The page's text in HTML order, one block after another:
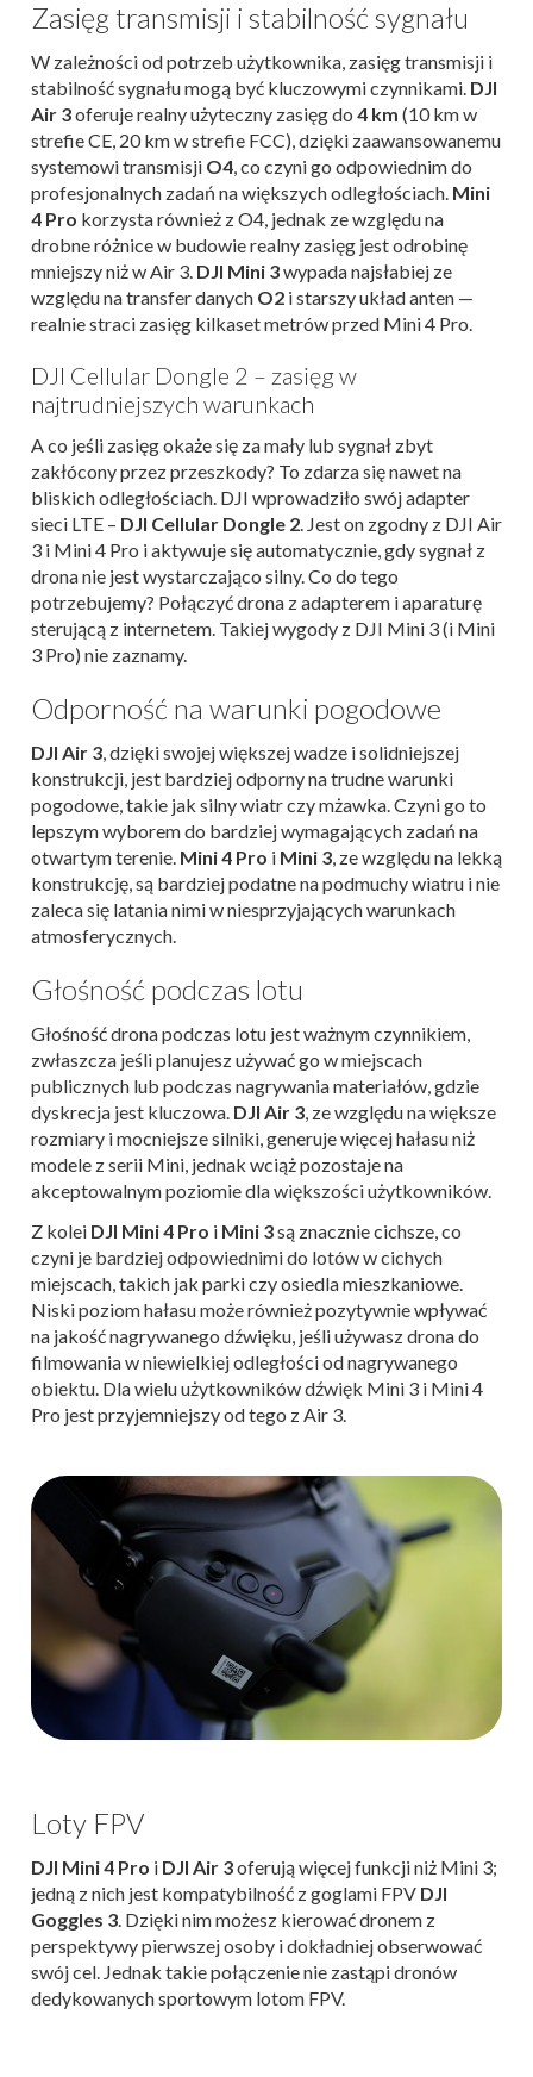
Zasięg transmisji i stabilność sygnału
W zależności od potrzeb użytkownika, zasięg transmisji i
stabilność sygnału mogą być kluczowymi czynnikami. DJI
Air 3oferuje realny użyteczny zasięg do 4 km (10 km w
strefie CE, 20 km w strefie FCC), dzięki zaawansowanemu
systemowi transmisji O4 , co czyni go odpowiednim do
profesjonalnych zadań na większych odległościach. Mini
4 Pro korzysta również z O4, jednak ze względu na
drobne różnice w budowie realny zasięg jest odrobinę
mniejszy niż w Air 3. DJI Mini 3wypada najsłabiej ze
względu na transfer danych O2 i starszy układ anten —
realnie straci zasięg kilkaset metrów przed Mini 4 Pro.
DJI Cellular Dongle 2 – zasięg w
najtrudniejszych warunkach
A co jeśli zasięg okaże się za mały lub sygnał zbyt
zakłócony przez przeszkody? To zdarza się nawet na
bliskich odległościach. DJI wprowadziło swój adapter
sieci LTE – DJI Cellular Dongle 2 . Jest on zgodny z DJI Air
3 i Mini 4 Pro i aktywuje się automatycznie, gdy sygnał z
drona nie jest wystarczająco silny. Co do tego
potrzebujemy? Połączyć drona z adapterem i aparaturę
sterującą z internetem. Takiej wygody z DJI Mini 3 (i Mini
3 Pro) nie zaznamy.
Odporność na warunki pogodowe
DJI Air 3 , dzięki swojej większej wadze i solidniejszej
konstrukcji, jest bardziej odporny na trudne warunki
pogodowe, takie jak silny wiatr czy mżawka. Czyni go to
lepszym wyborem do bardziej wymagających zadań na
otwartym terenie. Mini 4 Pro i Mini 3 , ze względu na lekką
konstrukcję, są bardziej podatne na podmuchy wiatru i nie
zaleca się latania nimi w niesprzyjających warunkach
atmosferycznych.
Głośność podczas lotu
Głośność drona podczas lotu jest ważnym czynnikiem,
zwłaszcza jeśli planujesz używać go w miejscach
publicznych lub podczas nagrywania materiałów, gdzie
dyskrecja jest kluczowa. DJI Air 3 , ze względu na większe
rozmiary i mocniejsze silniki, generuje więcej hałasu niż
modele z serii Mini, jednak wciąż pozostaje na
akceptowalnym poziomie dla większości użytkowników.
Z kolei DJI Mini 4 Pro i Mini 3są znacznie cichsze, co
czyni je bardziej odpowiednimi do lotów w cichych
miejscach, takich jak parki czy osiedla mieszkaniowe.
Niski poziom hałasu może również pozytywnie wpływać
na jakość nagrywanego dźwięku, jeśli używasz drona do
filmowania w niewielkiej odległości od nagrywanego
obiektu. Dla wielu użytkowników dźwięk Mini 3 i Mini 4
Pro jest przyjemniejszy od tego z Air 3.
Loty FPV
DJI Mini 4 Pro i DJI Air 3oferują więcej funkcji niż Mini 3;
jedną z nich jest kompatybilność z goglami FPV DJI
Goggles 3. Dzięki nim możesz kierować dronem z
perspektywy pierwszej osoby i dokładniej obserwować
swój cel. Jednak takie połączenie nie zastąpi dronów
dedykowanych sportowym lotom FPV.